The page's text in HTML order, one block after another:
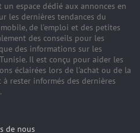
espace dédié aux annonces en
les dernières tendances du
de l'emploi et des petites
des conseils pour les
des informations sur les
Il est conçu pour aider les
éclairées lors de l'achat ou de la
rester informés des dernières
de nous